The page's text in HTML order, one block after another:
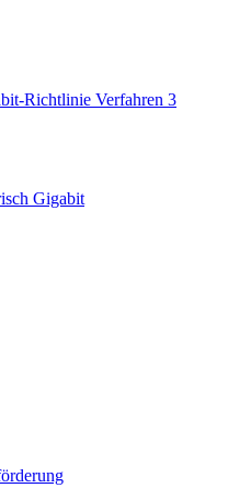
Richtlinie Verfahren 3
Gigabit